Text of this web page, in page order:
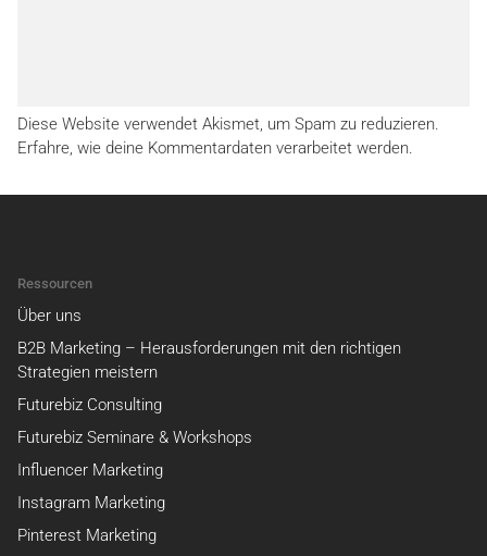
Diese Website verwendet Akismet, um Spam zu reduzieren.
Erfahre, wie deine Kommentardaten verarbeitet werden.
Ressourcen
Über uns
B2B Marketing – Herausforderungen mit den richtigen
Strategien meistern
Futurebiz Consulting
Futurebiz Seminare & Workshops
Influencer Marketing
Instagram Marketing
Pinterest Marketing